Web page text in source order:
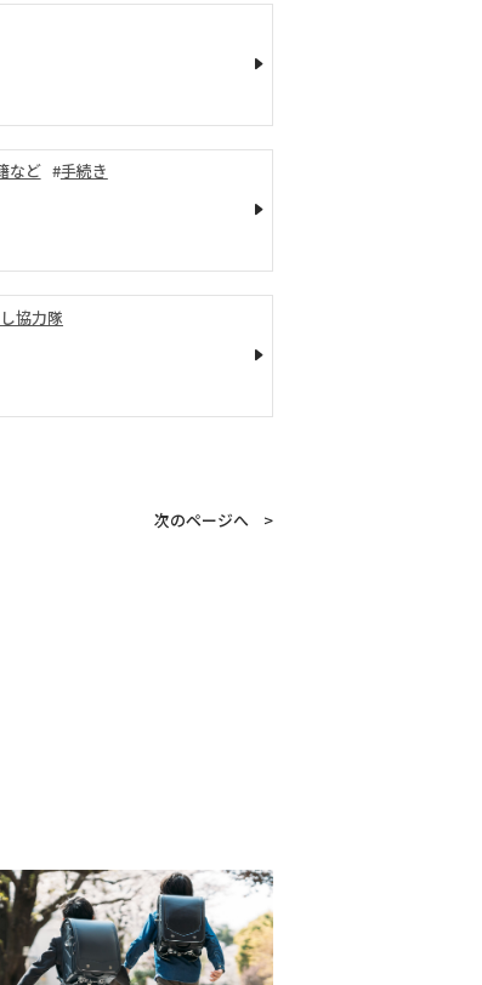
など 手続き
協力隊
次のページへ